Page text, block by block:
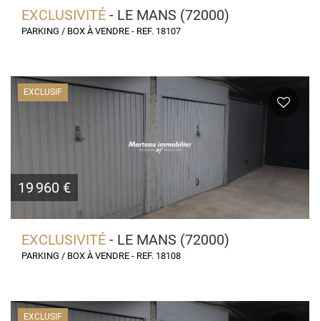
EXCLUSIVITÉ - LE MANS (72000)
PARKING / BOX À VENDRE - REF. 18107
EXCLUSIF
19 960 €
EXCLUSIVITÉ - LE MANS (72000)
PARKING / BOX À VENDRE - REF. 18108
EXCLUSIF